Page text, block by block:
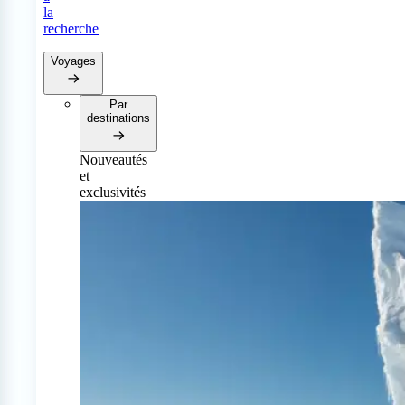
la
recherche
Voyages
Par
destinations
Nouveautés
et
exclusivités